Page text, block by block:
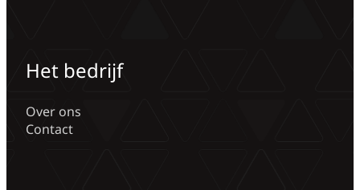
Het bedrijf
Over ons
Contact